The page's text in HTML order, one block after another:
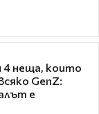
4 неща, които
GenZ:
е